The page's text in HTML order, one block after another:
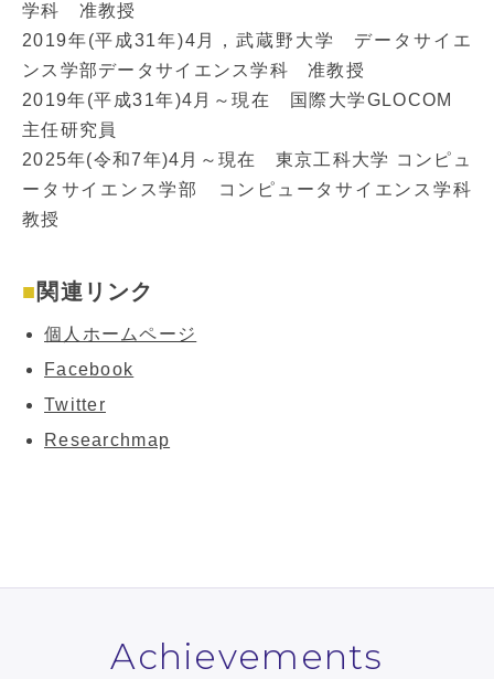
学科 准教授
2019年(平成31年)4月，武蔵野大学 データサイエ
ンス学部データサイエンス学科 准教授
2019年(平成31年)4月～現在 国際大学GLOCOM
主任研究員
2025年(令和7年)4月～現在 東京工科大学 コンピュ
ータサイエンス学部 コンピュータサイエンス学科
教授
関連リンク
個人ホームページ
Facebook
Twitter
Researchmap
Achievements